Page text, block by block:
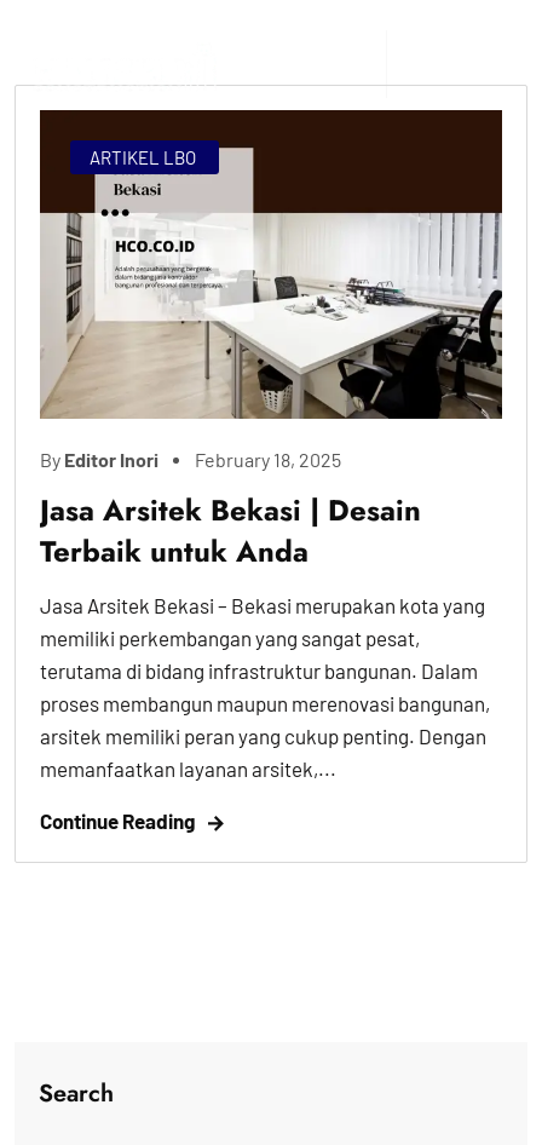
ARTIKEL LBO
By Editor Inori February 18, 2025
Jasa Arsitek Bekasi | Desain
Terbaik untuk Anda
Jasa Arsitek Bekasi – Bekasi merupakan kota yang
memiliki perkembangan yang sangat pesat,
terutama di bidang infrastruktur bangunan. Dalam
proses membangun maupun merenovasi bangunan,
arsitek memiliki peran yang cukup penting. Dengan
memanfaatkan layanan arsitek,...
Continue Reading
Search